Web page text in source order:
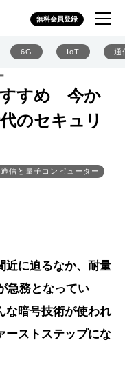
無料会員登録
6G IoT 通
すすめ 今か
のセキュリ
信と量子コンピューター
近に迫るなか、耐量
急務となってい
な暗号技術が使われ
ーストステップにな